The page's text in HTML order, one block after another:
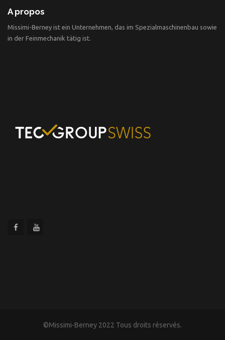
A propos
Missimi-Berney ist ein Unternehmen, das im Spezialmaschinenbau sowie
in der Feinmechanik tätig ist.
©Missimi-Berney 2022 Tous droits réservés.